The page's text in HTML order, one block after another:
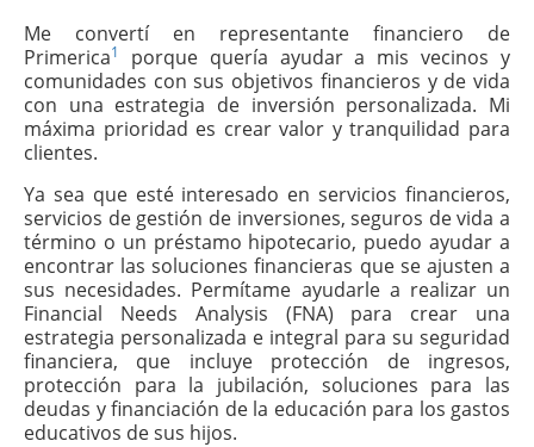
Me convertí en representante financiero de
Primerica1
porque quería ayudar a mis vecinos y
comunidades con sus objetivos financieros y de vida
con una estrategia de inversión personalizada. Mi
máxima prioridad es crear valor y tranquilidad para
clientes.
Ya sea que esté interesado en servicios financieros,
servicios de gestión de inversiones, seguros de vida a
término o un préstamo hipotecario, puedo ayudar a
encontrar las soluciones financieras que se ajusten a
sus necesidades. Permítame ayudarle a realizar un
Financial Needs Analysis (FNA) para crear una
estrategia personalizada e integral para su seguridad
financiera, que incluye protección de ingresos,
protección para la jubilación, soluciones para las
deudas y financiación de la educación para los gastos
educativos de sus hijos.